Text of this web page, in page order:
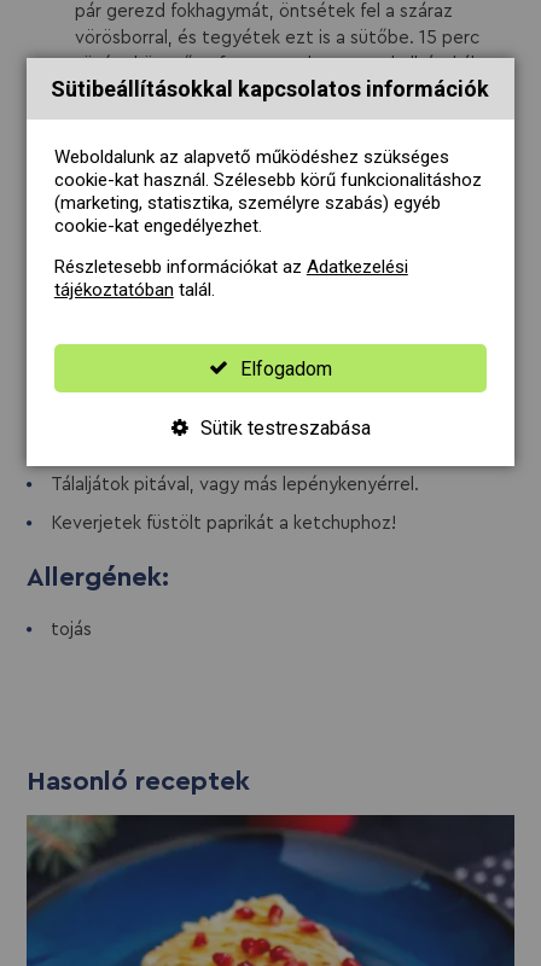
pár gerezd fokhagymát, öntsétek fel a száraz
vörösborral, és tegyétek ezt is a sütőbe. 15 perc
majd süssétek további 6-9 percig.
de kívül ropogós krumplit, befejezésképpen
öntsetek rá majonézt, ketchupot.
Hintsétek meg a vörösboros chorizot friss
Tegyétek az olajbogyókat tálkákba és tálaljátok a
Tálaláskor meglocsolhatjátok az olajbogyót pár csepp
Tálaljátok pitával, vagy más lepénykenyérrel.
Keverjetek füstölt paprikát a ketchuphoz!
Allergének:
tojás
Hasonló receptek
Sütibeállításokkal kapcsolatos információk
Weboldalunk az alapvető működéshez szükséges
cookie-kat használ. Szélesebb körű funkcionalitáshoz
(marketing, statisztika, személyre szabás) egyéb
cookie-kat engedélyezhet.
Részletesebb információkat az Adatkezelési
tájékoztatóban talál.
Sütik testreszabása
Elfogadom